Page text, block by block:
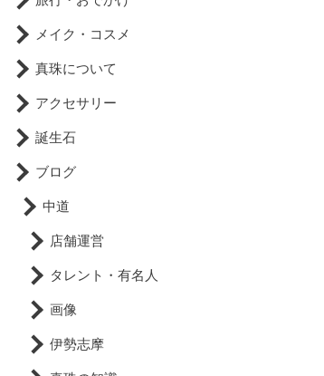
メイク・コスメ
真珠について
アクセサリー
誕生石
ブログ
中道
店舗運営
タレント・有名人
画像
伊勢志摩